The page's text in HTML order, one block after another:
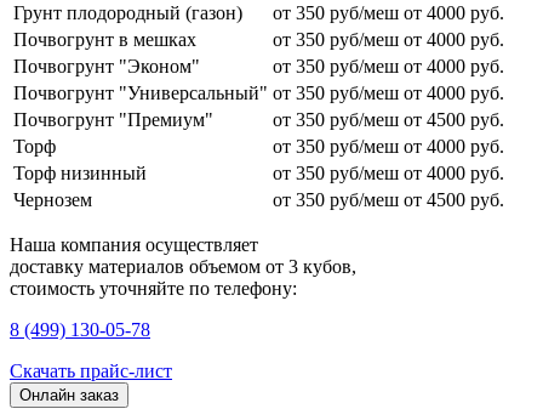
Грунт плодородный (газон)
от 350 руб/меш от 4000 руб.
Почвогрунт в мешках
от 350 руб/меш от 4000 руб.
Почвогрунт "Эконом"
от 350 руб/меш от 4000 руб.
Почвогрунт "Универсальный" от 350 руб/меш от 4000 руб.
Почвогрунт "Премиум"
от 350 руб/меш от 4500 руб.
Торф
от 350 руб/меш от 4000 руб.
Торф низинный
от 350 руб/меш от 4000 руб.
Чернозем
от 350 руб/меш от 4500 руб.
Наша компания осуществляет
доставку материалов объемом от 3 кубов,
стоимость уточняйте по телефону:
8 (499) 130-05-78
Скачать прайс-лист
Онлайн заказ